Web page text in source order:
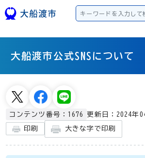
大船渡市公式SNSについて
コンテンツ番号：1676 更新日：2024年
印刷 大きな字で印刷